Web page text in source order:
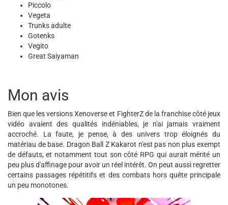
Piccolo
Vegeta
Trunks adulte
Gotenks
Vegito
Great Saiyaman
Mon avis
Bien que les versions Xenoverse et FighterZ de la franchise côté jeux
vidéo avaient des qualités indéniables, je n'ai jamais vraiment
accroché. La faute, je pense, à des univers trop éloignés du
matériau de base. Dragon Ball Z Kakarot n'est pas non plus exempt
de défauts, et notamment tout son côté RPG qui aurait mérité un
peu plus d'affinage pour avoir un réel intérêt. On peut aussi regretter
certains passages répétitifs et des combats hors quête principale
un peu monotones.